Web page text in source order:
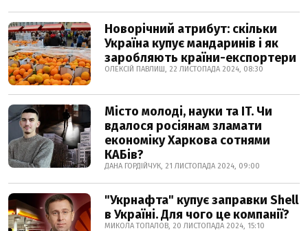
Новорічний атрибут: скільки
Україна купує мандаринів і як
заробляють країни-експортери
ОЛЕКСІЙ ПАВЛИШ, 22 ЛИСТОПАДА 2024, 08:30
Місто молоді, науки та IT. Чи
вдалося росіянам зламати
економіку Харкова сотнями
КАБів?
ДАНА ГОРДІЙЧУК, 21 ЛИСТОПАДА 2024, 09:00
"Укрнафта" купує заправки Shell
в Україні. Для чого це компанії?
МИКОЛА ТОПАЛОВ, 20 ЛИСТОПАДА 2024, 15:10